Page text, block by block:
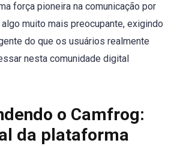
força pioneira na comunicação por
muito mais preocupante, exigindo
do que os usuários realmente
nesta comunidade digital
o Camfrog:
da plataforma